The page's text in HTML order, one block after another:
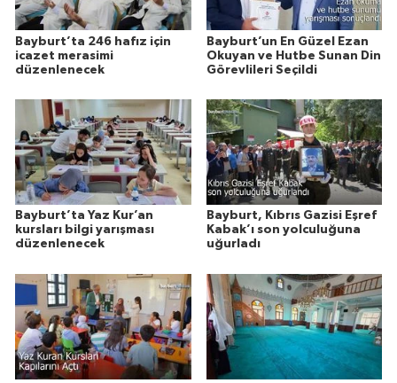
Bayburt’ta 246 hafız için
icazet merasimi
düzenlenecek
Bayburt’un En Güzel Ezan
Okuyan ve Hutbe Sunan Din
Görevlileri Seçildi
Bayburt’ta Yaz Kur’an
kursları bilgi yarışması
düzenlenecek
Bayburt, Kıbrıs Gazisi Eşref
Kabak’ı son yolculuğuna
uğurladı